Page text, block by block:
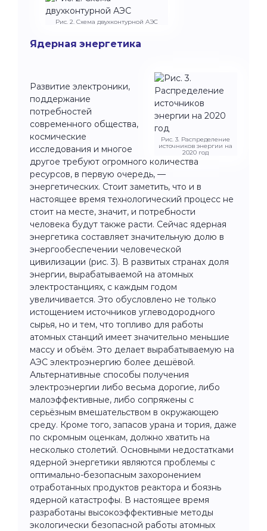
Рис. 2. Схема двухконтурной АЭС
Ядерная энергетика
Рис. 3. Распределение
источников энергии на
2020 год
Развитие электроники,
поддержание
потребностей
современного общества,
космические
исследования и многое
другое требуют огромного количества
ресурсов, в первую очередь, —
энергетических. Стоит заметить, что и в
настоящее время технологический процесс не
стоит на месте, значит, и потребности
человека будут также расти. Сейчас ядерная
энергетика составляет значительную долю в
энергообеспечении человеческой
цивилизации (рис. 3). В развитых странах доля
энергии, вырабатываемой на атомных
электростанциях, с каждым годом
увеличивается. Это обусловлено не только
истощением источников углеводородного
сырья, но и тем, что топливо для работы
атомных станций имеет значительно меньшие
массу и объём. Это делает вырабатываемую на
АЭС электроэнергию более дешёвой.
Альтернативные способы получения
электроэнергии либо весьма дорогие, либо
малоэффективные, либо сопряжены с
серьёзным вмешательством в окружающею
среду. Кроме того, запасов урана и тория, даже
по скромным оценкам, должно хватить на
несколько столетий. Основными недостатками
ядерной энергетики являются проблемы с
оптимально-безопасным захоронением
отработанных продуктов реактора и боязнь
ядерной катастрофы. В настоящее время
разработаны высокоэффективные методы
экологически безопасной работы атомных